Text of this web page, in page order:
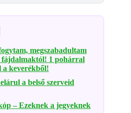
megszabadultam
fájdalmaktól! 1 pohárral
a keverékből!
a belső szerveid
– Ezeknek a jegyeknek